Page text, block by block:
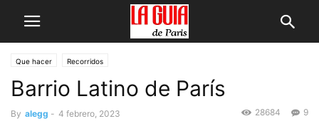
Que hacer Recorridos
Barrio Latino de Parí­s
By alegg - 4 febrero, 2023 9
28684